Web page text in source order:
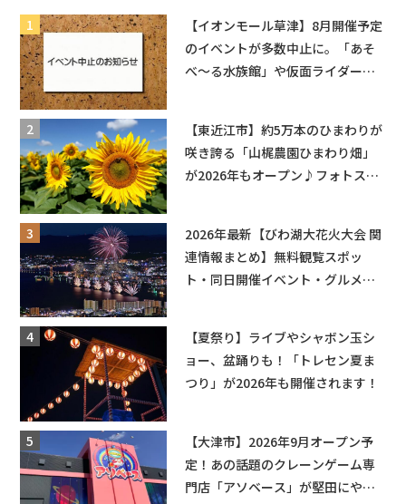
【イオンモール草津】8月開催予定
のイベントが多数中止に。「あそ
べ〜る水族館」や仮面ライダーシ
【東近江市】約5万本のひまわりが
咲き誇る「山梶農園ひまわり畑」
が2026年もオープン♪フォトスポ
2026年最新【びわ湖大花火大会 関
連情報まとめ】無料観覧スポッ
ト・同日開催イベント・グルメマ
【夏祭り】ライブやシャボン玉シ
ョー、盆踊りも！「トレセン夏ま
つり」が2026年も開催されます！
【大津市】2026年9月オープン予
定！あの話題のクレーンゲーム専
門店「アソベース」が堅田にやっ